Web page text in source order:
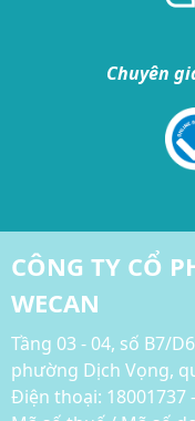
Chuyên
CÔNG TY CỔ
WECAN
Tầng 03 - 04, số B7/
phường Dịch Vọng,
Điện thoại: 18001737